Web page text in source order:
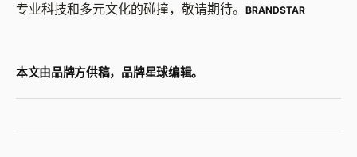
专业科技和多元文化的碰撞，敬请期待。
BRANDSTAR
本文由品牌方供稿，品牌星球编辑。